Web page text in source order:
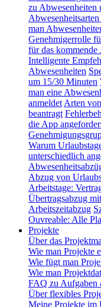
zu Abwesenheiten
man
Genehmigerrolle
für das kommende
Intelligente
Abwesenheiten
um 15/30 Minuten
man eine
anmeldet Arten
beantragt
die App
Warum
unterschiedlich
Abzug von
Arbeitstage:
Übertragsabzug
Arbeitszeitabzug
Ouvreable: Alle
Projekte
Über das
Wie man Projekte
Wie fügt man
Wie man
FAQ zu Aufgaben
Über flexibles
Meine Projekte im